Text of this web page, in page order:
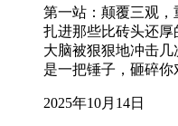
第一站：颠覆三观，
扎进那些比砖头还
大脑被狠狠地冲击
是一把锤子，砸碎
2025年10月14日